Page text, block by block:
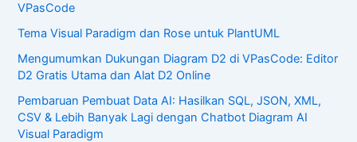
VPasCode
Tema Visual Paradigm dan Rose untuk PlantUML
Mengumumkan Dukungan Diagram D2 di VPasCode: Editor
D2 Gratis Utama dan Alat D2 Online
Pembaruan Pembuat Data AI: Hasilkan SQL, JSON, XML,
CSV & Lebih Banyak Lagi dengan Chatbot Diagram AI
Visual Paradigm